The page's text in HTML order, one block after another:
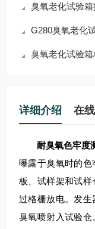
臭氧老化试验
G280臭氧老化
臭氧老化试验
详细介绍 在
耐臭氧色牢度
曝露于臭氧时的
板、试样架和试样
过格栅放电。发
臭氧喷射入试验